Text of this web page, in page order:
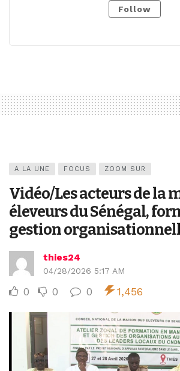
Follow
A LA UNE FOCUS ZOOM SUR
Vidéo/Les acteurs de la
éleveurs du Sénégal,
gestion
thies24
04/28/2026 5:17 AM
0 0 0 1,456